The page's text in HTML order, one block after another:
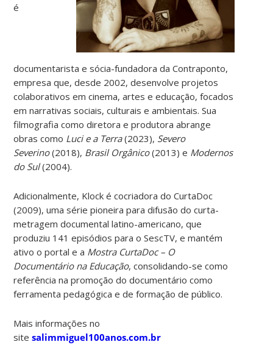
é
documentarista e sócia-fundadora da Contraponto,
empresa que, desde 2002, desenvolve projetos
colaborativos em cinema, artes e educação, focados
em narrativas sociais, culturais e ambientais. Sua
filmografia como diretora e produtora abrange
obras como Luci e a Terra(2023), Severo
Severino(2018), Brasil Orgânico(2013) e Modernos
do Sul(2004).
Adicionalmente, Klock é cocriadora do CurtaDoc
(2009), uma série pioneira para difusão do curta-
metragem documental latino-americano, que
produziu 141 episódios para o SescTV, e mantém
ativo o portal e a Mostra CurtaDoc – O
Documentário na Educação, consolidando-se como
referência na promoção do documentário como
ferramenta pedagógica e de formação de público.
Mais informações no
sitesalimmiguel100anos.com.br